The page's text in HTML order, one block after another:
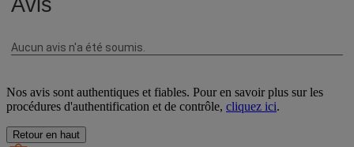
Nos avis sont authentiques et fiables. Pour en savoir plus sur les
procédures d'authentification et de contrôle, cliquez ici.
Retour en haut